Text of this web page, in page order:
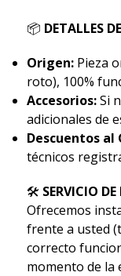
📦 DETALLES
Origen:Pieza
roto), 100%
Accesorios:Si
adicionales de
Descuentos al
técnicos
🛠 SERVICIO
Ofrecemos
frente a usted
correcto
momento de la